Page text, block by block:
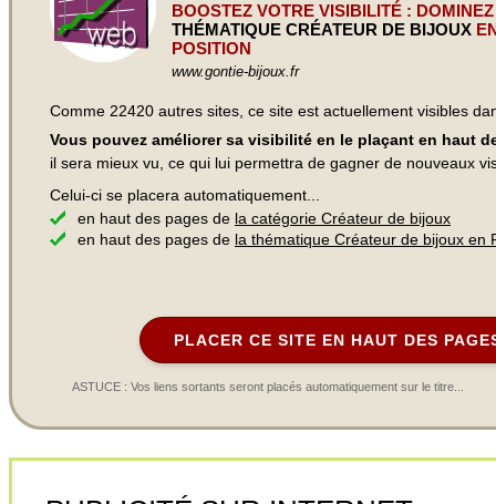
BOOSTEZ VOTRE VISIBILITÉ :
THÉMATIQUE CRÉATEUR DE BIJOUX
POSITION
www.gontie-bijoux.fr
Comme 22420 autres sites, ce site est actuellement visibles
Vous pouvez améliorer sa visibilité en le plaçant en haut
il sera mieux vu, ce qui lui permettra de gagner de nouveaux
Celui-ci se placera automatiquement...
en haut des pages de la catégorie Créateur de bijoux
en haut des pages de la thématique Créateur de bijoux en
PLACER CE SITE EN HAUT DES
ASTUCE : Vos liens sortants seront placés automatiquement sur le titre...